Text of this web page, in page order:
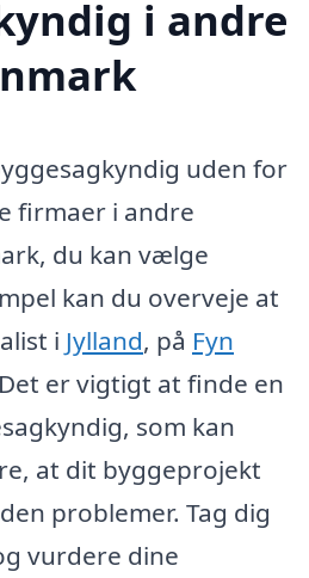
i andre
uden for
firmaer i andre
du kan vælge
kan du overveje at
i Jylland, på Fyn
er vigtigt at finde en
som kan
at dit byggeprojekt
problemer. Tag dig
vurdere dine